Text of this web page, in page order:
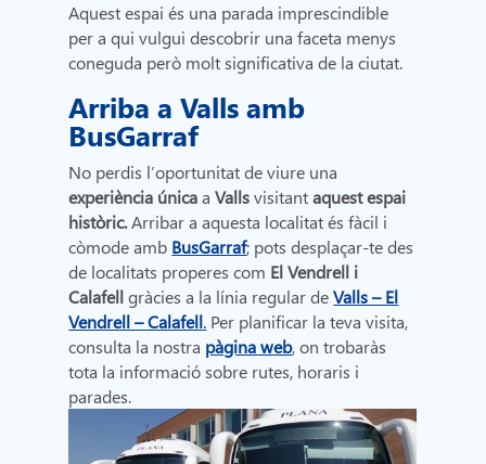
Aquest espai és una parada imprescindible
per a qui vulgui descobrir una faceta menys
coneguda però molt significativa de la ciutat.
Arriba a Valls amb
BusGarraf
No perdis l’oportunitat de viure una
experiència únicaaVallsvisitantaquest espai
històric.Arribar a aquesta localitat és fàcil i
còmode amb BusGarraf; pots desplaçar-te des
de localitats properes com El Vendrell i
Calafellgràcies a la línia regular de Valls – El
Vendrell – Calafell. Per planificar la teva visita,
consulta la nostra pàgina web, on trobaràs
tota la informació sobre rutes, horaris i
parades.